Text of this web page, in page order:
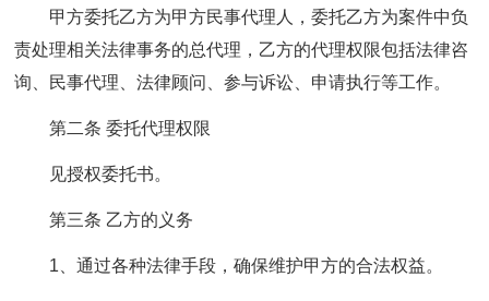
甲方委托乙方为甲方民事代理人，委托乙方为案件中负
责处理相关法律事务的总代理，乙方的代理权限包括法律咨
询、民事代理、法律顾问、参与诉讼、申请执行等工作。
第二条 委托代理权限
见授权委托书。
第三条 乙方的义务
1、通过各种法律手段，确保维护甲方的合法权益。